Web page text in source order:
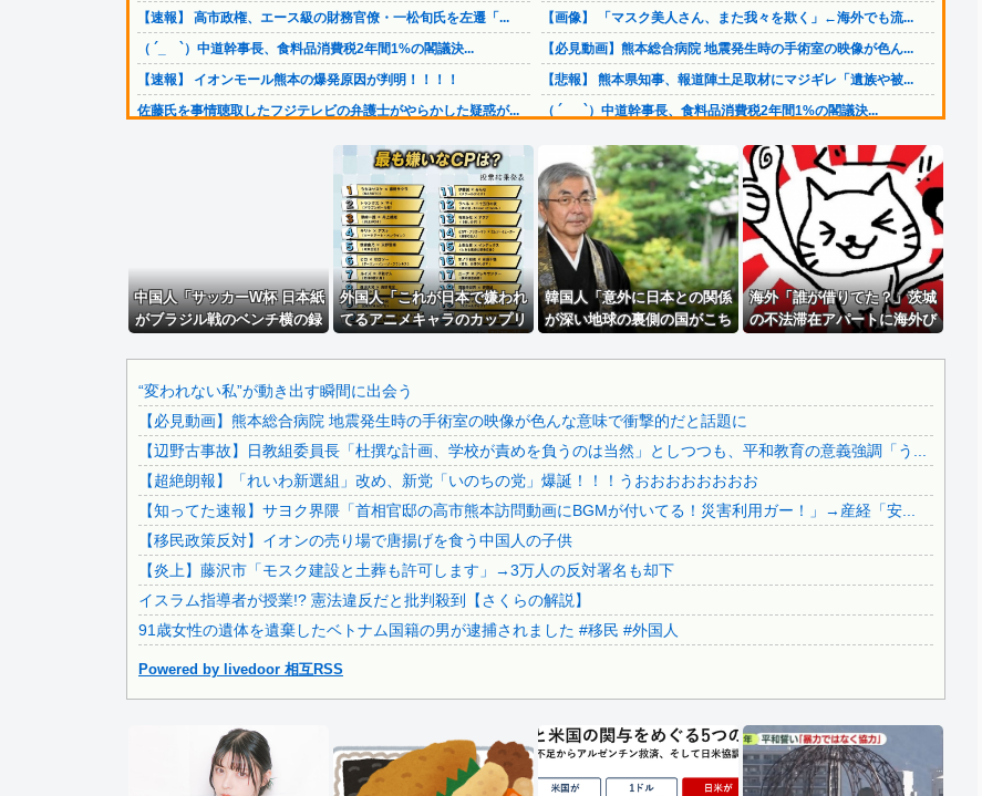
【速報】 高市政権、エース級の財務官僚・一松旬氏を左遷「...
（ ´_ゝ`）中道幹事長、食料品消費税2年間1%の閣議決...
【速報】 イオンモール熊本の爆発原因が判明！！！！
佐藤氏を事情聴取したフジテレビの弁護士がやらかした疑惑が...
【熊本地震】 ボランティア「水がない！届けて！」八代市市...
【悲報】渡邊渚さん「キスしろよ」のヤジでPTSD発症時の...
参政党・神谷代表、高市政権の食料品減税を「天下の愚策」と...
被災地・熊本、泥酔者の通報が止まらず県警が異例のお願い
中国にて、誰も欲しがらないEVを「売れたこと」にして補助...
被災地・熊本、泥酔者の通報が止まらず県警が異例のお願い
【プラスティック・メモリーズ】アニプレックス上海「アイラ...
【速報】ルフィの幹部、懲役20年に決定する←コレは妥当か...
エネ夫に離婚を突きつけたら私の職場(法律事務所)に乗り込...
【悲報】大阪のホテル、ヤバすぎて大炎上…「大阪の洗礼を受...
韓国警察、大韓サッカー協会を家宅捜索 代表監督選考巡り
俺の使用済みナプキンを盗んでいった奴が職場内にいる→こう...
【投資の闇】若い男性の6割超が「人生の敗者」 株式投資が...
【私はあなたの味方】交際歴ゼロの同級生宅に唐揚げや文庫本...
【必見動画】熊本総合病院 地震発生時の手術室の映像が色ん...
年収1500万の父が退職。父「退職金も渡したよな？」母「...
嫁と子作り中なんだけどこうなるｗｗｗ
【速報】 『有吉の夏休み』、とんでもない発表をしてしまう...
【画像】 「マスク美人さん、また我々を欺く」←海外でも流...
【必見動画】熊本総合病院 地震発生時の手術室の映像が色ん...
【悲報】 熊本県知事、報道陣土足取材にマジギレ「遺族や被...
（ ´_ゝ`）中道幹事長、食料品消費税2年間1%の閣議決...
【速報】 イオンモール熊本の爆発原因が判明！！！！
佐藤氏を事情聴取したフジテレビの弁護士がやらかした疑惑が...
【悲報】 元フジテレビ渡邊渚さん、『地獄』に逆戻りしてし...
エネ夫に離婚を突きつけたら私の職場(法律事務所)に乗り込...
【悲報】 渡邊渚さん「キスしろよ」のヤジでPTSD発症時...
年収1500万の父が退職。父「退職金も渡したよな？」母「...
嫁と子作り中なんだけどこうなるｗｗｗ
【辺野古事故】日教組委員長「杜撰な計画、学校が責めを負う...
【知ってた速報】サヨク界隈「首相官邸の高市熊本訪問動画に...
【移民政策反対】イオンの売り場で唐揚げを食う中国人の子供
【炎上】藤沢市「モスク建設と土葬も許可します」→3万人の...
91歳女性の遺体を遺棄したベトナム国籍の男が逮捕されまし...
日本旅行キャンセルすべきか…1万年ぶり史上最大級の火山の...
無気力な韓国代表、オーストリアにも0-1で敗北…3月のA...
3.1節がある月なのに…3月のカレンダーに日本の富士山・...
韓国代表、コートジボワールに0対4で完敗＝韓国の反応
Powered by livedoor 相互RSS
中国人「サッカーW杯 日本紙
がブラジル戦のベンチ横の録
は正しかった」「後知恵の諸
葛亮ばかり」
外国人「これが日本で嫌われ
てるアニメキャラのカップリ
韓国人「意外に日本との関係
が深い地球の裏側の国がこち
驚くべき歴史のつながり‥」
海外「誰が借りてた？」茨城
の不法滞在アパートに海外び
“変われない私”が動き出す瞬間に出会う
【必見動画】熊本総合病院 地震発生時の手術室の映像が色んな意味で衝撃的だと話題に
【辺野古事故】日教組委員長「杜撰な計画、学校が責めを負うのは当然」としつつも、平和教育の意義強調「う...
【超絶朗報】「れいわ新選組」改め、新党「いのちの党」爆誕！！！うおおおおおおおお
【知ってた速報】サヨク界隈「首相官邸の高市熊本訪問動画にBGMが付いてる！災害利用ガー！」→産経「安...
【移民政策反対】イオンの売り場で唐揚げを食う中国人の子供
【炎上】藤沢市「モスク建設と土葬も許可します」→3万人の反対署名も却下
イスラム指導者が授業!? 憲法違反だと批判殺到【さくらの解説】
91歳女性の遺体を遺棄したベトナム国籍の男が逮捕されました #移民 #外国人
Powered by livedoor 相互RSS